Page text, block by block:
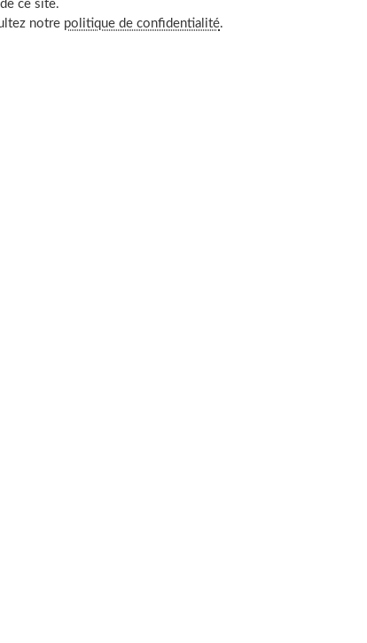
cela signifie-t-il ?
d’abord cerner le concept de l’influenceur et l’esprit de
n’a plus forcément la même signification
influencez une amie avec une jolie robe qu’elle va
Mais cet exemple est seulement destiné à une sphère très
font connaitre la marque, mais elles permettent
mécanique et
féroce. Il faut garder en tête quelques chiffres :
autre activité qui leur permet de vivre
mois
personnalité et à vos envies.
vous êtes en concurrence avec beaucoup d’influences
réfléchir à votre style et à ce que vous pouvez apporter
touchez les autres.
ce site.
notre politique de confidentialité.